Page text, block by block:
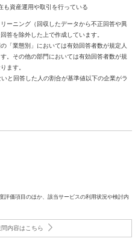
も資産運用や取引を行っている
ーニング（回収したデータから不正回答や異
答を除外した上で作成しています。
「業態別」においては有効回答者数が規定人
。その他の部門においては有効回答者数が規
ます。
と回答した人の割合が基準値以下の企業がラ
評価項目のほか、該当サービスの利用状況や検討内
内容はこちら